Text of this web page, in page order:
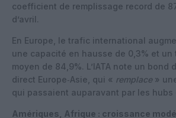
coefficient de remplissage record de
d’avril.
En Europe, le trafic international
une capacité en hausse de 0,3% et un
moyen de 84,9%. L’IATA note un bond
direct Europe‑Asie, qui « remplace »
qui passaient auparavant par les hubs
Amériques, Afrique : croissance